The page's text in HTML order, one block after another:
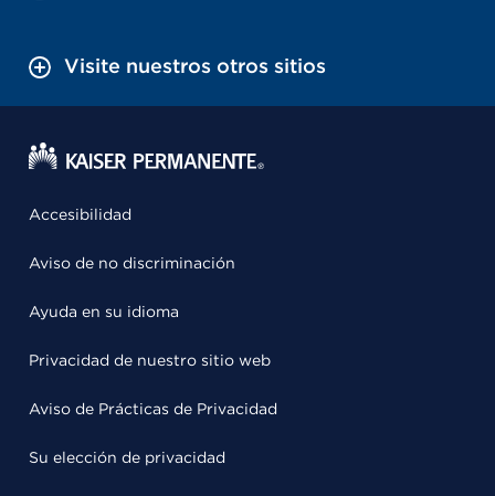
Visite nuestros otros sitios
Accesibilidad
Aviso de no discriminación
Ayuda en su idioma
Privacidad de nuestro sitio web
Aviso de Prácticas de Privacidad
Su elección de privacidad